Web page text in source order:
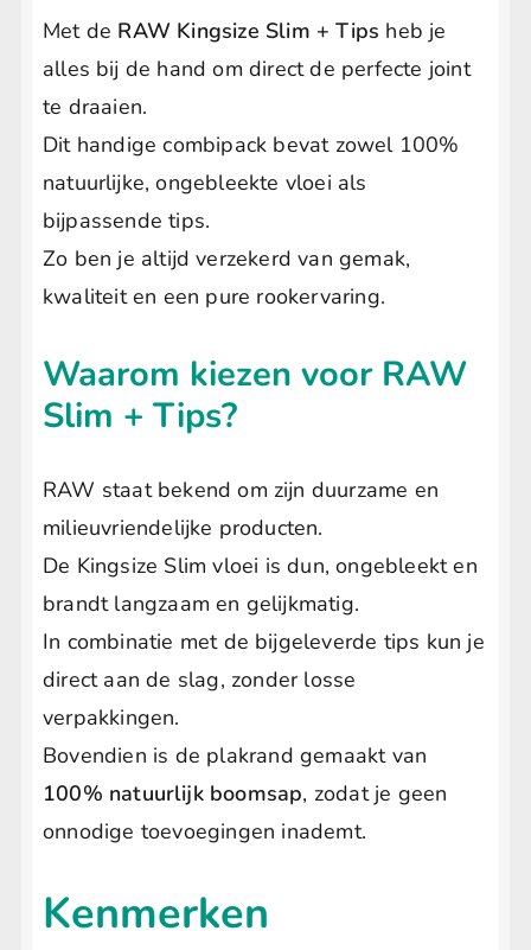
Met de RAW Kingsize Slim + Tips heb je
alles bij de hand om direct de perfecte joint
te draaien.
Dit handige combipack bevat zowel 100%
natuurlijke, ongebleekte vloei als
bijpassende tips.
Zo ben je altijd verzekerd van gemak,
kwaliteit en een pure rookervaring.
Waarom kiezen voor RAW
Slim + Tips?
RAW staat bekend om zijn duurzame en
milieuvriendelijke producten.
De Kingsize Slim vloei is dun, ongebleekt en
brandt langzaam en gelijkmatig.
In combinatie met de bijgeleverde tips kun je
direct aan de slag, zonder losse
verpakkingen.
Bovendien is de plakrand gemaakt van
100% natuurlijk boomsap, zodat je geen
onnodige toevoegingen inademt.
Kenmerken